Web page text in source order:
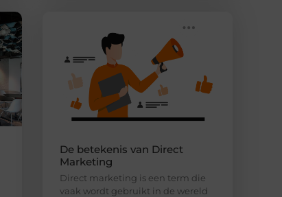
De betekenis van Direct
Marketing
Direct marketing is een term die
vaak wordt gebruikt in de wereld